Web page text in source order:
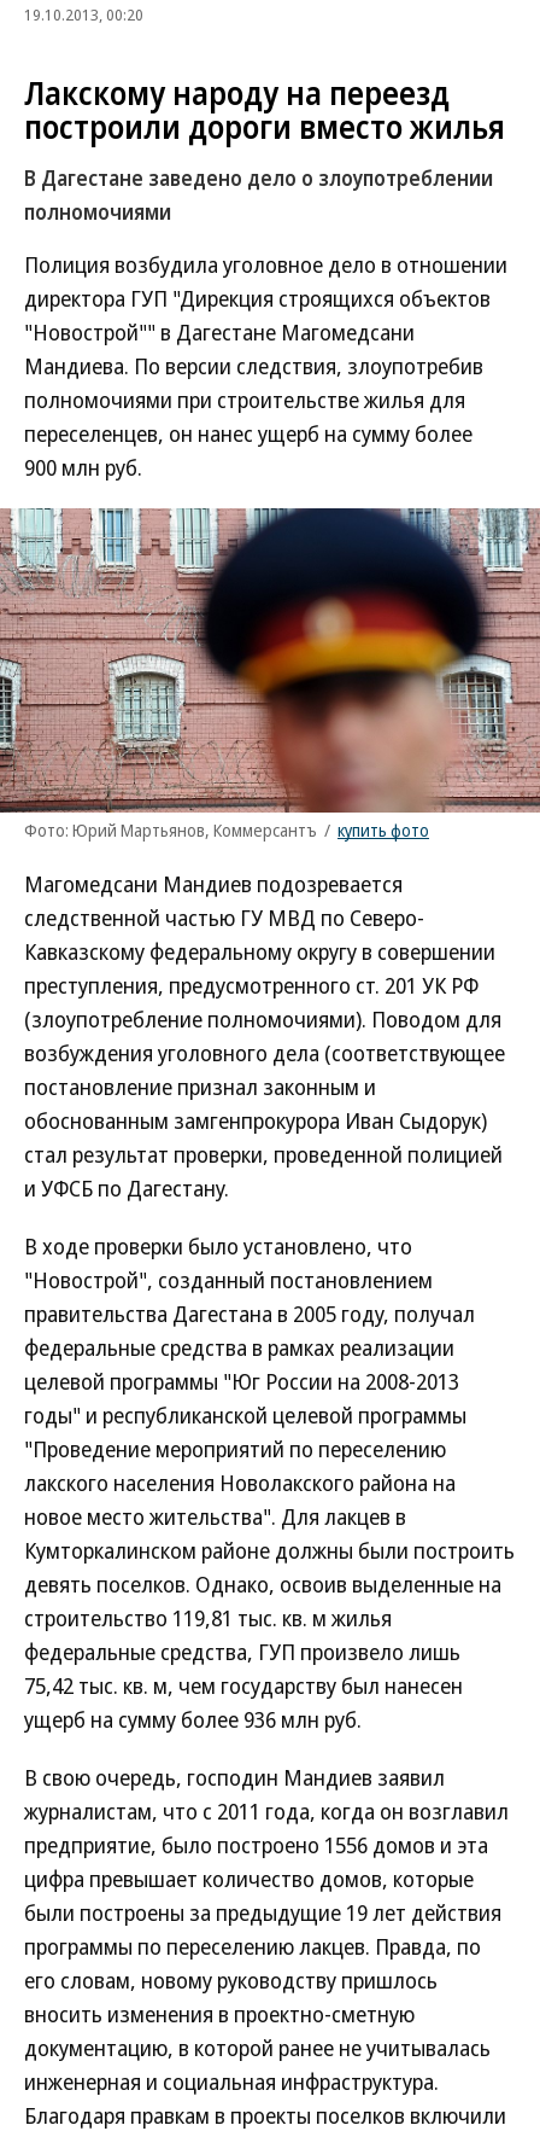
19.10.2013, 00:20
Лакскому народу на переезд
построили дороги вместо жилья
В Дагестане заведено дело о злоупотреблении
полномочиями
Полиция возбудила уголовное дело в отношении
директора ГУП "Дирекция строящихся объектов
"Новострой"" в Дагестане Магомедсани
Мандиева. По версии следствия, злоупотребив
полномочиями при строительстве жилья для
переселенцев, он нанес ущерб на сумму более
900 млн руб.
Фото: Юрий Мартьянов, Коммерсантъ / купить фото
Магомедсани Мандиев подозревается
следственной частью ГУ МВД по Северо-
Кавказскому федеральному округу в совершении
преступления, предусмотренного ст. 201 УК РФ
(злоупотребление полномочиями). Поводом для
возбуждения уголовного дела (соответствующее
постановление признал законным и
обоснованным замгенпрокурора Иван Сыдорук)
стал результат проверки, проведенной полицией
и УФСБ по Дагестану.
В ходе проверки было установлено, что
"Новострой", созданный постановлением
правительства Дагестана в 2005 году, получал
федеральные средства в рамках реализации
целевой программы "Юг России на 2008-2013
годы" и республиканской целевой программы
"Проведение мероприятий по переселению
лакского населения Новолакского района на
новое место жительства". Для лакцев в
Кумторкалинском районе должны были построить
девять поселков. Однако, освоив выделенные на
строительство 119,81 тыс. кв. м жилья
федеральные средства, ГУП произвело лишь
75,42 тыс. кв. м, чем государству был нанесен
ущерб на сумму более 936 млн руб.
В свою очередь, господин Мандиев заявил
журналистам, что с 2011 года, когда он возглавил
предприятие, было построено 1556 домов и эта
цифра превышает количество домов, которые
были построены за предыдущие 19 лет действия
программы по переселению лакцев. Правда, по
его словам, новому руководству пришлось
вносить изменения в проектно-сметную
документацию, в которой ранее не учитывалась
инженерная и социальная инфраструктура.
Благодаря правкам в проекты поселков включили